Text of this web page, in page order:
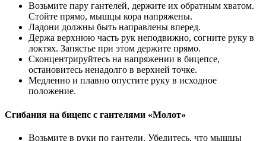
Возьмите пару гантелей, держите их обратным хватом.
Стойте прямо, мышцы кора напряжены.
Ладони должны быть направлены вперед.
Держа верхнюю часть рук неподвижно, согните руку в
локтях. Запястье при этом держите прямо.
Сконцентрируйтесь на напряжении в бицепсе,
остановитесь ненадолго в верхней точке.
Медленно и плавно опустите руку в исходное
положение.
Сгибания на бицепс с гантелями «Молот»
Возьмите в руки по гантели. Убедитесь, что мышцы